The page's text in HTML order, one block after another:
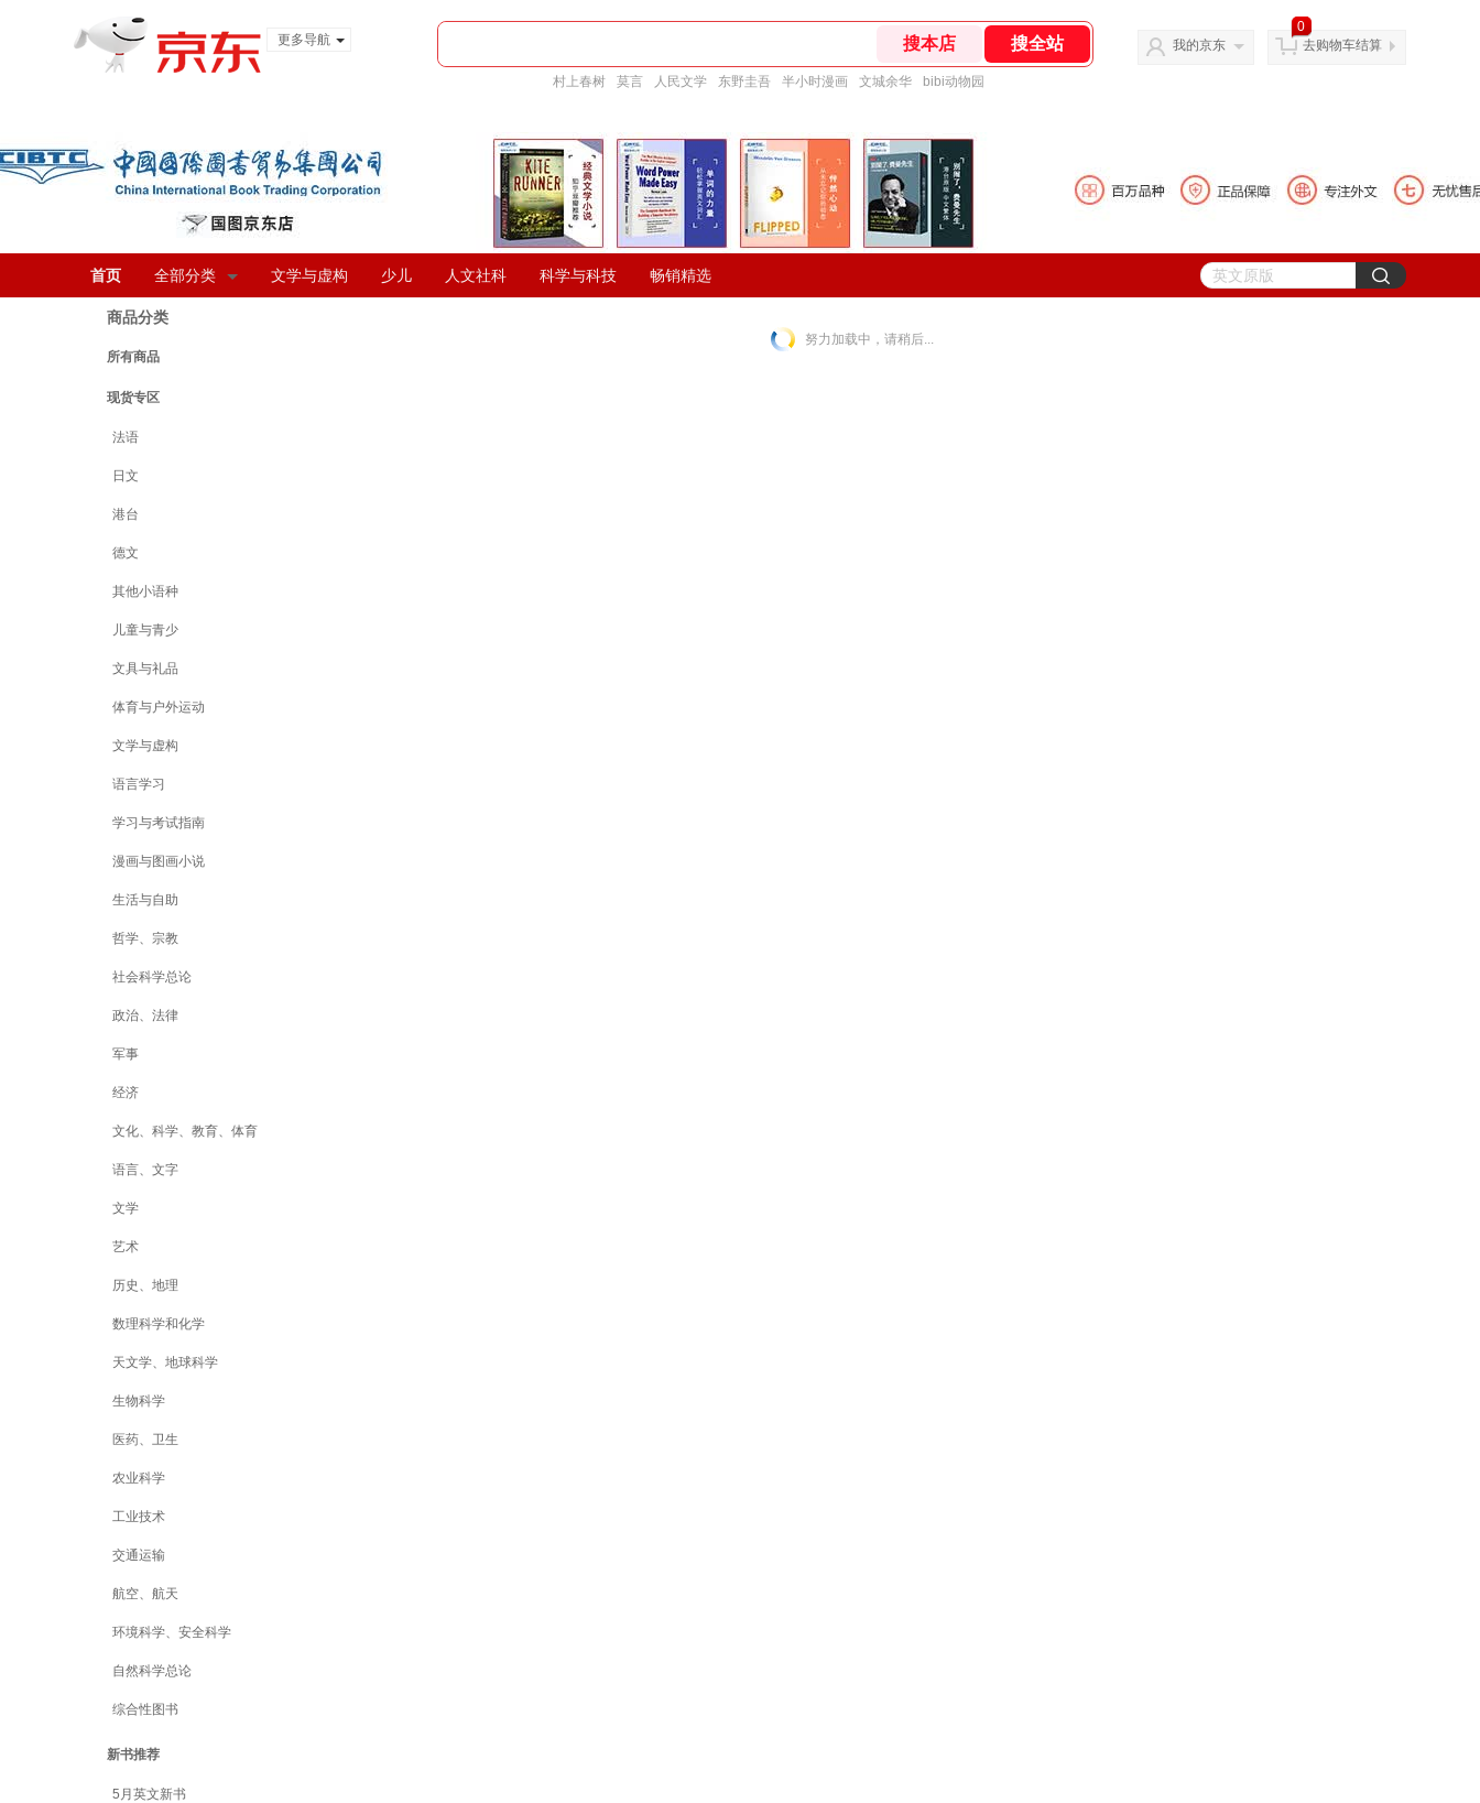
更多导航
村上春树 莫言 人民文学 东野圭吾 半小时漫画 文城余华 bibi动物园
我的京东
0
去购物车结算
首页 全部分类 文学与虚构 少儿 人文社科 科学与科技 畅销精选
商品分类
所有商品
现货专区
法语
日文
港台
德文
其他小语种
儿童与青少
文具与礼品
体育与户外运动
文学与虚构
语言学习
学习与考试指南
漫画与图画小说
生活与自助
哲学、宗教
社会科学总论
政治、法律
军事
经济
文化、科学、教育、体育
语言、文字
文学
艺术
历史、地理
数理科学和化学
天文学、地球科学
生物科学
医药、卫生
农业科学
工业技术
交通运输
航空、航天
环境科学、安全科学
自然科学总论
综合性图书
新书推荐
5月英文新书
努力加载中，请稍后...